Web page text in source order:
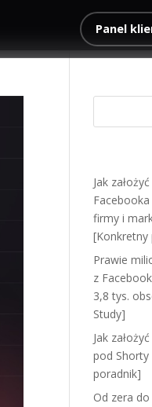
Jak
firmy i
[Konkretny
Prawie
z
3,8 tys.
Study]
Jak
pod
poradnik]
Od zera
Panel